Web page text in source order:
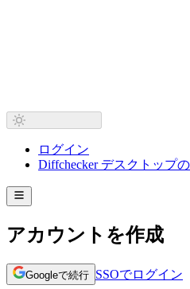
ログイン
Diffchecker デスクトップ
アカウントを作成
Googleで続行 SSOでログイン